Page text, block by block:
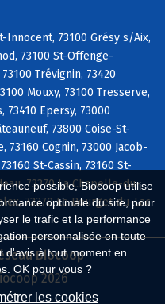
possible, Biocoop utilise
optimale du site, pour
le trafic et la performance
personnalisée en toute
d'avis à tout moment en
OK pour vous ?
les cookies
Innocent, 73100 Grésy s/Aix,
73100 St-Offenge-
Trévignin, 73420
Mouxy, 73100 Tresserve,
73410 Epersy, 73000
73800 Coise-St-
73160 Cognin, 73000 Jacob-
St-Cassin, 73160 St-
73370 La Chapelle-du-
73370 Le Bourget-du-Lac
Biocoop
2026